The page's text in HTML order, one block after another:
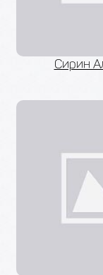
Сирин